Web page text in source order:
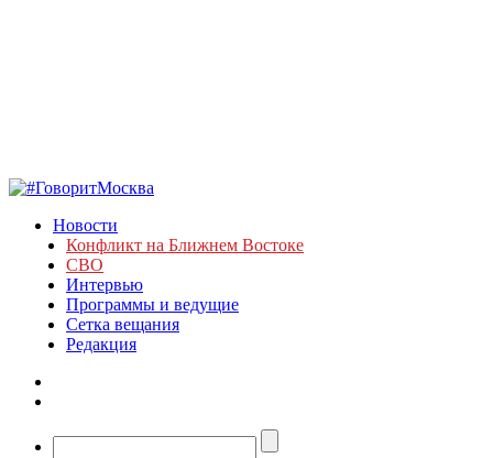
Новости
Конфликт на Ближнем Востоке
СВО
Интервью
Программы и ведущие
Сетка вещания
Редакция